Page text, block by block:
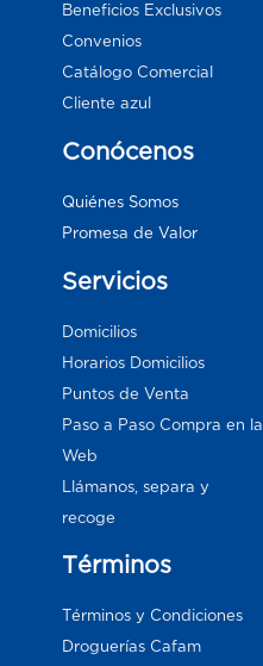
Beneficios Exclusivos
Convenios
Catálogo Comercial
Cliente azul
Conócenos
Quiénes Somos
Promesa de Valor
Servicios
Domicilios
Horarios Domicilios
Puntos de Venta
Paso a Paso Compra en la
Web
Llámanos, separa y
recoge
Términos
Términos y Condiciones
Droguerías Cafam